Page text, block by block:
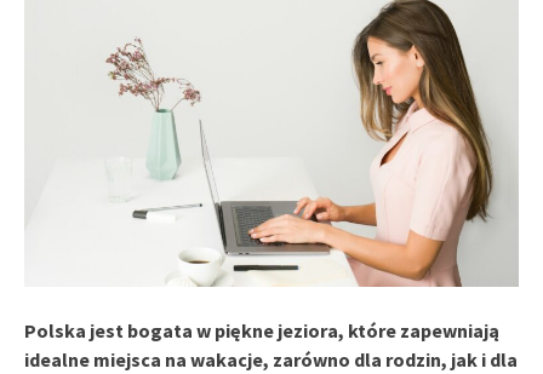
Polska jest bogata w piękne jeziora, które zapewniają
idealne miejsca na wakacje, zarówno dla rodzin, jak i dla